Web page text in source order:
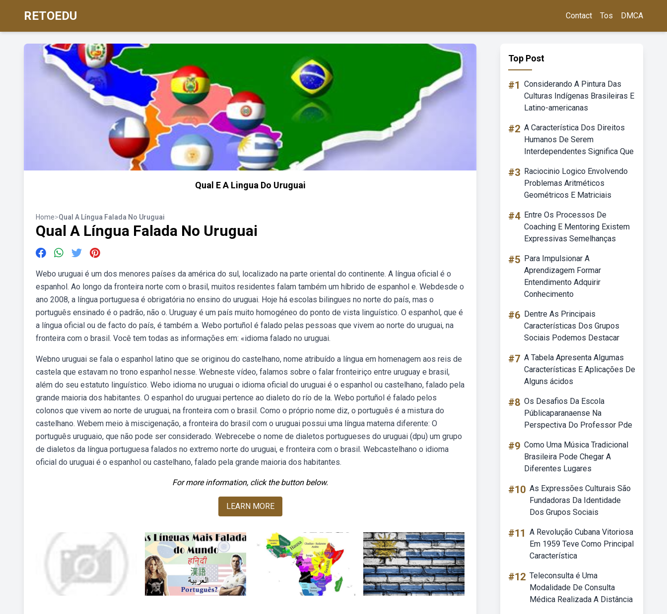
RETOEDU Contact Tos DMCA
Qual E A Lingua Do Uruguai
Home>Qual A Língua Falada No Uruguai
Qual A Língua Falada No Uruguai
Webo uruguai é um dos menores países da américa do sul, localizado na parte oriental do continente. A língua oficial é o
espanhol. Ao longo da fronteira norte com o brasil, muitos residentes falam também um híbrido de espanhol e. Webdesde o
ano 2008, a língua portuguesa é obrigatória no ensino do uruguai. Hoje há escolas bilingues no norte do país, mas o
português ensinado é o padrão, não o. Uruguay é um país muito homogéneo do ponto de vista linguístico. O espanhol, que é
a língua oficial ou de facto do país, é também a. Webo portuñol é falado pelas pessoas que vivem ao norte do uruguai, na
fronteira com o brasil. Você tem todas as informações em: «idioma falado no uruguai.
Webno uruguai se fala o espanhol latino que se originou do castelhano, nome atribuído a língua em homenagem aos reis de
castela que estavam no trono espanhol nesse. Webneste vídeo, falamos sobre o falar fronteiriço entre uruguay e brasil,
além do seu estatuto linguístico. Webo idioma no uruguai o idioma oficial do uruguai é o espanhol ou castelhano, falado pela
grande maioria dos habitantes. O espanhol do uruguai pertence ao dialeto do río de la. Webo portuñol é falado pelos
colonos que vivem ao norte de uruguai, na fronteira com o brasil. Como o próprio nome diz, o português é a mistura do
castelhano. Webem meio à miscigenação, a fronteira do brasil com o uruguai possui uma língua materna diferente: O
português uruguaio, que não pode ser considerado. Webrecebe o nome de dialetos portugueses do uruguai (dpu) um grupo
de dialetos da língua portuguesa falados no extremo norte do uruguai, e fronteira com o brasil. Webcastelhano o idioma
oficial do uruguai é o espanhol ou castelhano, falado pela grande maioria dos habitantes.
For more information, click the button below.
LEARN MORE
Top Post
#1 Considerando A Pintura Das
Culturas Indígenas Brasileiras E
Latino-americanas
#2 A Característica Dos Direitos
Humanos De Serem
Interdependentes Significa Que
#3 Raciocinio Logico Envolvendo
Problemas Aritméticos
Geométricos E Matriciais
#4 Entre Os Processos De
Coaching E Mentoring Existem
Expressivas Semelhanças
#5 Para Impulsionar A
Aprendizagem Formar
Entendimento Adquirir
Conhecimento
#6 Dentre As Principais
Características Dos Grupos
Sociais Podemos Destacar
#7 A Tabela Apresenta Algumas
Características E Aplicações De
Alguns ácidos
#8 Os Desafios Da Escola
Públicaparanaense Na
Perspectiva Do Professor Pde
#9 Como Uma Música Tradicional
Brasileira Pode Chegar A
Diferentes Lugares
#10 As Expressões Culturais São
Fundadoras Da Identidade
Dos Grupos Sociais
#11 A Revolução Cubana Vitoriosa
Em 1959 Teve Como Principal
Característica
#12 Teleconsulta é Uma
Modalidade De Consulta
Médica Realizada A Distância